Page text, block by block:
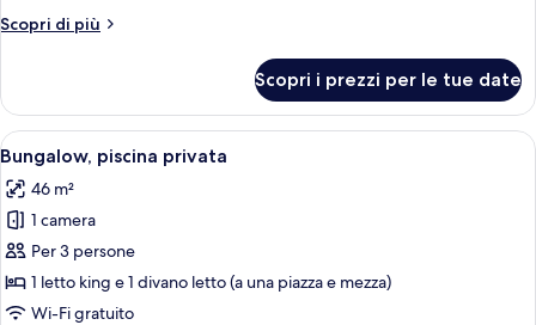
Scopri di più
Altri
familiare,
vista
mare
Scopri i prezzi per le tue date
Apri
tutte
le
foto
per
Bungalow,
piscina
Bungalow, piscina privata | Vista dalla
8
Bungalow, piscina privata
46 m²
1 camera
Per 3 persone
1 letto king e 1 divano letto (a una piazza e mezza)
Wi-Fi gratuito